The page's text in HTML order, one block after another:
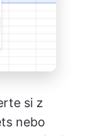
si z
nebo